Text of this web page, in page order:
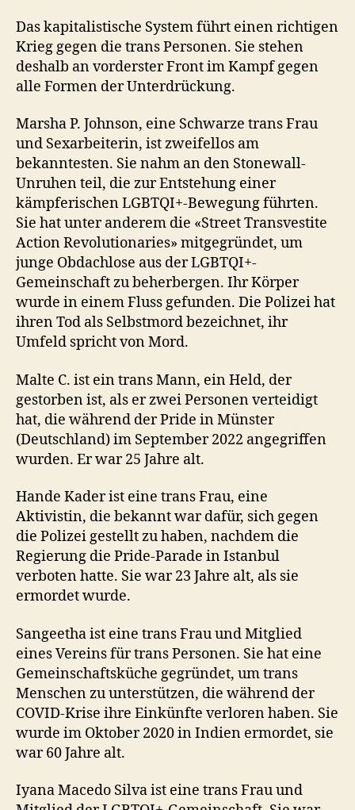
Das kapitalistische System führt einen richtigen
Krieg gegen die trans Personen. Sie stehen
deshalb an vorderster Front im Kampf gegen
alle Formen der Unterdrückung.
Marsha P. Johnson, eine Schwarze trans Frau
und Sexarbeiterin, ist zweifellos am
bekanntesten. Sie nahm an den Stonewall-
Unruhen teil, die zur Entstehung einer
kämpferischen LGBTQI+-Bewegung führten.
Sie hat unter anderem die «Street Transvestite
Action Revolutionaries» mitgegründet, um
junge Obdachlose aus der LGBTQI+-
Gemeinschaft zu beherbergen. Ihr Körper
wurde in einem Fluss gefunden. Die Polizei hat
ihren Tod als Selbstmord bezeichnet, ihr
Umfeld spricht von Mord.
Malte C. ist ein trans Mann, ein Held, der
gestorben ist, als er zwei Personen verteidigt
hat, die während der Pride in Münster
(Deutschland) im September 2022 angegriffen
wurden. Er war 25 Jahre alt.
Hande Kader ist eine trans Frau, eine
Aktivistin, die bekannt war dafür, sich gegen
die Polizei gestellt zu haben, nachdem die
Regierung die Pride-Parade in Istanbul
verboten hatte. Sie war 23 Jahre alt, als sie
ermordet wurde.
Sangeetha ist eine trans Frau und Mitglied
eines Vereins für trans Personen. Sie hat eine
Gemeinschaftsküche gegründet, um trans
Menschen zu unterstützen, die während der
COVID-Krise ihre Einkünfte verloren haben. Sie
wurde im Oktober 2020 in Indien ermordet, sie
war 60 Jahre alt.
Iyana Macedo Silva ist eine trans Frau und